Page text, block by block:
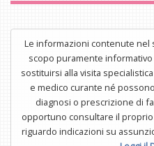
Le informazioni contenute nel
scopo puramente
sostituirsi alla visita
e medico curante né
diagnosi o prescrizione di
opportuno consultare il
riguardo indicazioni su